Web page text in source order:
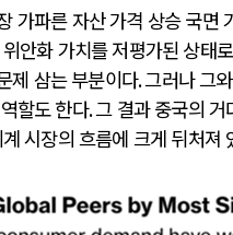
가파른 자산 가격 상승 국면
위안화 가치를 저평가된 상태
제 삼는 부분이다.그러나 그
할도 한다.그 결과 중국의
시장의 흐름에 크게 뒤처져